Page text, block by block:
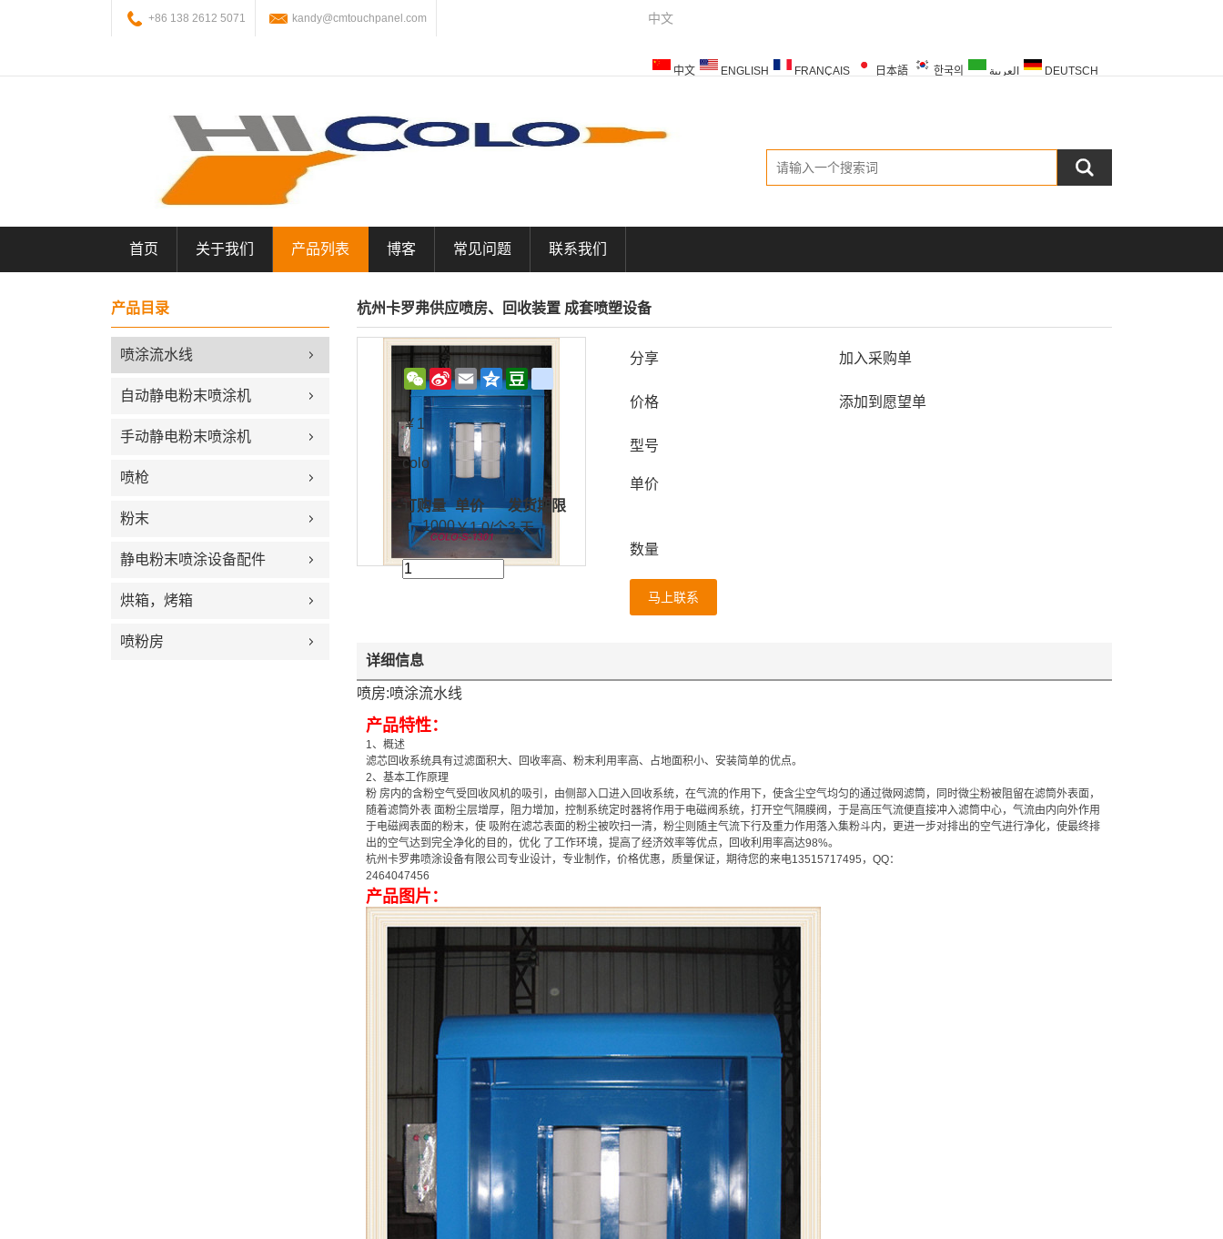
+86 138 2612 5071 kandy@cmtouchpanel.com 中文
中文 ENGLISH FRANÇAIS 日本語 한국의 العربية DEUTSCH
首页 关于我们 产品列表 博客 常见问题 联系我们
产品目录
喷涂流水线
自动静电粉末喷涂机
手动静电粉末喷涂机
喷枪
粉末
静电粉末喷涂设备配件
烘箱，烤箱
喷粉房
杭州卡罗弗供应喷房、回收装置 成套喷塑设备
分享
WeChat
Sina
Weibo
EmailQzoneDouban
价格
￥ 1
型号
colo
单价
订购量 单价
发货期限
1 - 1000￥1.0/个3 天
数量
加入采购单
马上联系
添加到愿望单
详细信息
喷房:喷涂流水线
产品特性：
1、概述
滤芯回收系统具有过滤面积大、回收率高、粉末利用率高、占地面积小、安装简单的优点。
2、基本工作原理
粉 房内的含粉空气受回收风机的吸引，由侧部入口进入回收系统，在气流的作用下，使含尘空气均匀的通过微网滤筒，同时微尘粉被阻留在滤筒外表面，
随着滤筒外表 面粉尘层增厚，阻力增加，控制系统定时器将作用于电磁阀系统，打开空气隔膜阀，于是高压气流便直接冲入滤筒中心，气流由内向外作用
于电磁阀表面的粉末，使 吸附在滤芯表面的粉尘被吹扫一清，粉尘则随主气流下行及重力作用落入集粉斗内，更进一步对排出的空气进行净化，使最终排
出的空气达到完全净化的目的，优化 了工作环境，提高了经济效率等优点，回收利用率高达98%。
杭州卡罗弗喷涂设备有限公司专业设计，专业制作，价格优惠，质量保证，期待您的来电13515717495，QQ：
2464047456
产品图片：